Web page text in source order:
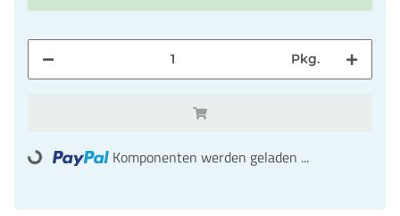
Pkg.
Loading... Komponenten werden geladen ...